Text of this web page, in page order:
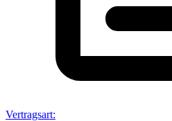
Vertragsart: